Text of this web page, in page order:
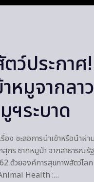
ว์ประกาศ
าหมูจากลา
ฯระบาด
อง ชะลอการนำเข้าหรือนำผ่
กร ซากหมูป่า จากสาธารณรั
ด้วยองค์การสุขภาพสัตว์โล
Health :…